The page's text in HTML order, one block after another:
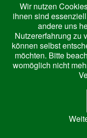
© 2026 Harth-Ringelstein
Wir nutzen
ihnen sind
andere uns
Nutzererfahrung zu
können selbst
möchten. Bitte
womöglich nicht